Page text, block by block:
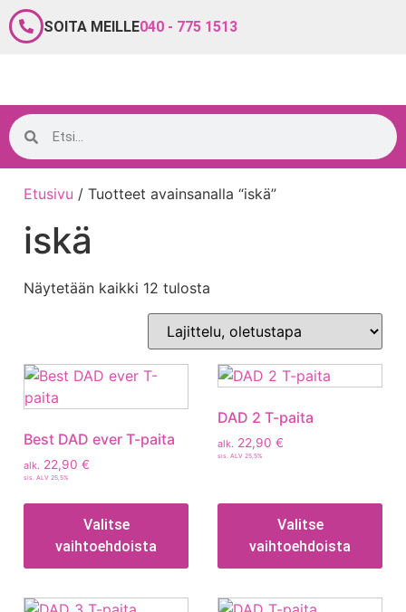
SOITA MEILLE040 - 775 1513
Etusivu / Tuotteet avainsanalla “iskä”
iskä
Näytetään kaikki 12 tulosta
Best DAD ever T-paita
alk. 22,90 €
sis. ALV 25,5%
Valitse
vaihtoehdoista
DAD 2 T-paita
alk. 22,90 €
sis. ALV 25,5%
Valitse
vaihtoehdoista